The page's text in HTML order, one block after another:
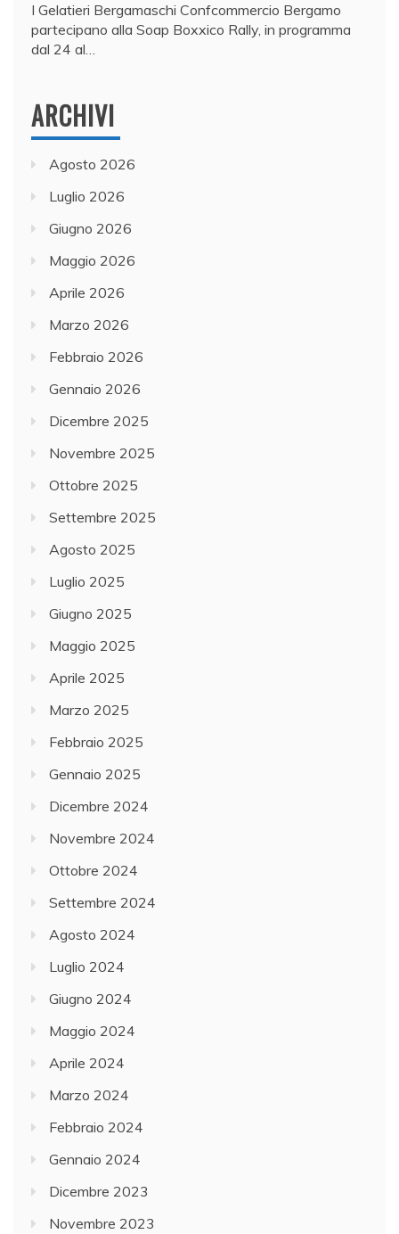
I Gelatieri Bergamaschi Confcommercio Bergamo
partecipano alla Soap Boxxico Rally, in programma
dal 24 al…
ARCHIVI
Agosto 2026
Luglio 2026
Giugno 2026
Maggio 2026
Aprile 2026
Marzo 2026
Febbraio 2026
Gennaio 2026
Dicembre 2025
Novembre 2025
Ottobre 2025
Settembre 2025
Agosto 2025
Luglio 2025
Giugno 2025
Maggio 2025
Aprile 2025
Marzo 2025
Febbraio 2025
Gennaio 2025
Dicembre 2024
Novembre 2024
Ottobre 2024
Settembre 2024
Agosto 2024
Luglio 2024
Giugno 2024
Maggio 2024
Aprile 2024
Marzo 2024
Febbraio 2024
Gennaio 2024
Dicembre 2023
Novembre 2023